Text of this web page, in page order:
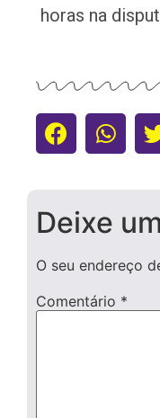
horas na
Deixe
O seu endereço
Comentário *